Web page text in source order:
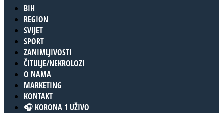
BIH
REGION
SVIJET
SPORT
ZANIMLJIVOSTI
ČITULJE/NEKROLOZI
O NAMA
MARKETING
KONTAKT
🎧 KORONA 1 UŽIVO